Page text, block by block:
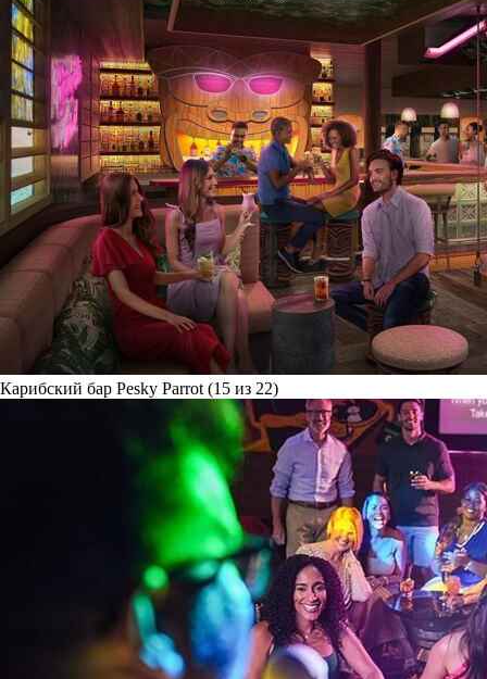
Карибский бар Pesky Parrot (15 из 22)